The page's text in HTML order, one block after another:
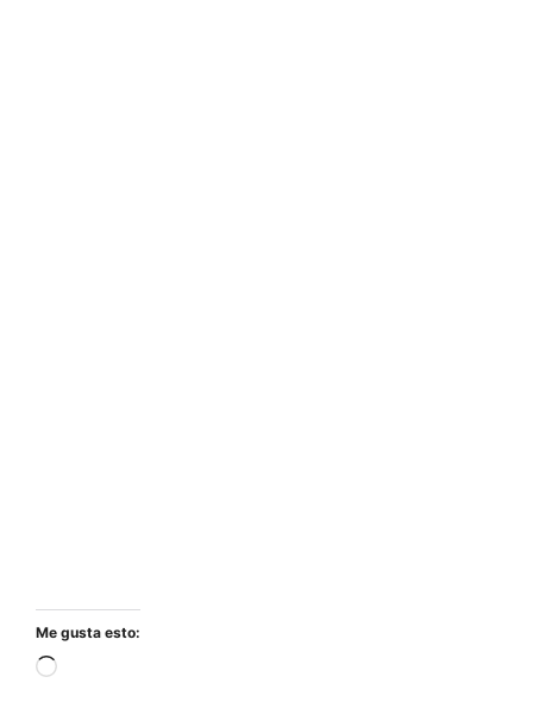
Me gusta esto:
Cargando...